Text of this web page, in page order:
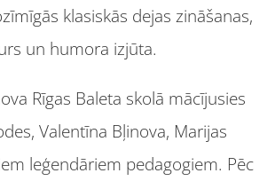
klasiskās dejas zināšanas,
un humora izjūta.
Rīgas Baleta skolā mācījusies
Valentīna Bļinova, Marijas
leģendāriem pedagogiem. Pēc